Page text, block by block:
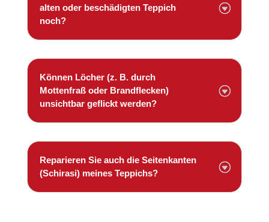
alten oder beschädigten Teppich
noch?
Können Löcher (z. B. durch
Mottenfraß oder Brandflecken)
unsichtbar geflickt werden?
Reparieren Sie auch die Seitenkanten
(Schirasi) meines Teppichs?